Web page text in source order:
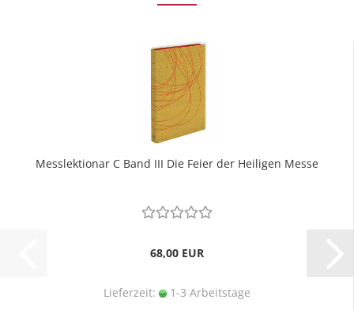
Messlektionar C Band III Die Feier der Heiligen Messe
68,00 EUR
Lieferzeit: 1-3 Arbeitstage